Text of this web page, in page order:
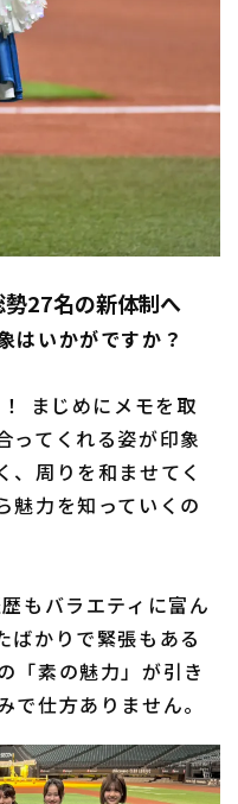
27名の新体制へ
はいかがですか？
まじめにメモを取
ってくれる姿が印象
、周りを和ませてく
魅力を知っていくの
もバラエティに富ん
ばかりで緊張もある
「素の魅力」が引き
仕方ありません。